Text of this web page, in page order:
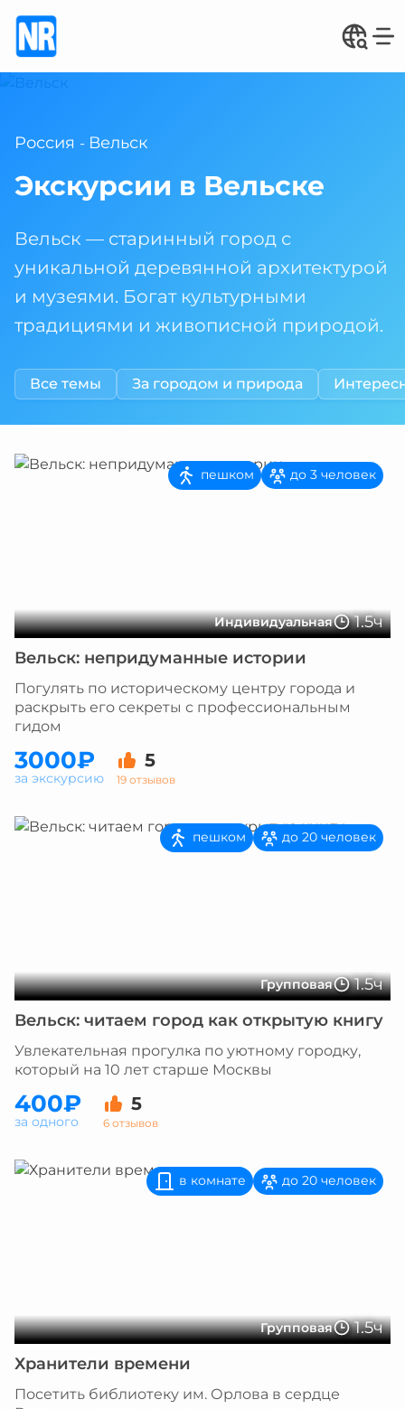
Россия - Вельск
Экскурсии в Вельске
Вельск — старинный город с
уникальной деревянной архитектурой
и музеями. Богат культурными
традициями и живописной природой.
Все темы За городом и природа
Индивидуальная 1.5ч
пешком до 3 человек
Вельск: непридуманные истории
Погулять по историческому центру города и
раскрыть его секреты с профессиональным
гидом
3000₽ 5
19 отзывов
за экскурсию
Групповая 1.5ч
пешком до 20 человек
Вельск: читаем город как открытую книгу
Увлекательная прогулка по уютному городку,
который на 10 лет старше Москвы
400₽ 5
6 отзывов
за одного
Групповая 1.5ч
в комнате до 20 человек
Хранители времени
Посетить библиотеку им. Орлова в сердце